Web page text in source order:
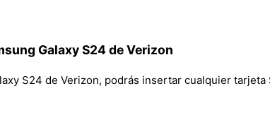
Galaxy S24 de Verizon
S24 de Verizon, podrás insertar cualquier